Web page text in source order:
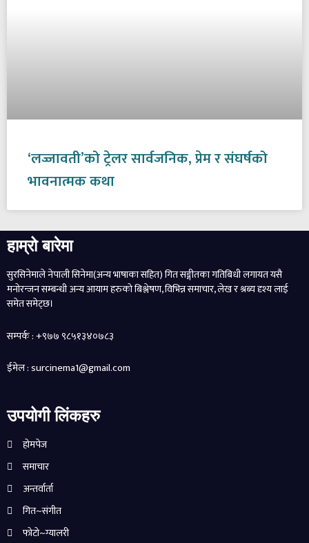
‘लज्जावती’को ट्रेलर सार्वजनिक, प्रेम र संघर्षको
भावनात्मक कथा
हाम्रो बारेमा
सुरसिनेमाले नेपाली सिनेमा(अन्य भाषाका सहित) गित सङ्गीतका गतिबिधी लगायत यसै
मनोरन्जन सम्बन्धी अन्य आयाम हरुको बिश्लेषण, विभिन्न समाचार, लेख र श्रब्य दृश्य लाई
समेत समेट्छ।
सम्पर्क : +९७७ ९८५१३४०७८३
ईमेल : surcinema1@gmail.com
उपयोगी लिंकहरु
होमपेज
समाचार
अन्तर्वार्ता
गित~संगीत
फोटो~ग्यालरी